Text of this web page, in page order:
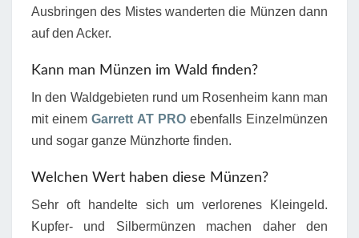
Ausbringen des Mistes wanderten die Münzen dann
auf den Acker.
Kann man Münzen im Wald finden?
In den Waldgebieten rund um Rosenheim kann man
mit einemGarrett AT PROebenfalls Einzelmünzen
und sogar ganze Münzhorte finden.
Welchen Wert haben diese Münzen?
Sehr oft handelte sich um verlorenes Kleingeld.
Kupfer- und Silbermünzen machen daher den